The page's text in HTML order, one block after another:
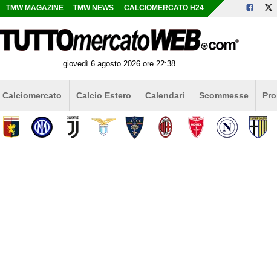
TMW MAGAZINE TMW NEWS CALCIOMERCATO H24
giovedì 6 agosto 2026 ore 22:38
Calciomercato Calcio Estero Calendari Scommesse